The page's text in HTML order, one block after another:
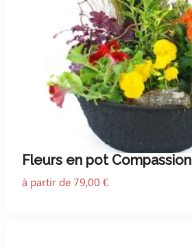
Fleurs en pot Compassion
à partir de 79,00 €